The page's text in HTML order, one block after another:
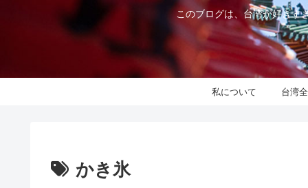
このブログは、台湾が好きす
私について 台湾
かき氷